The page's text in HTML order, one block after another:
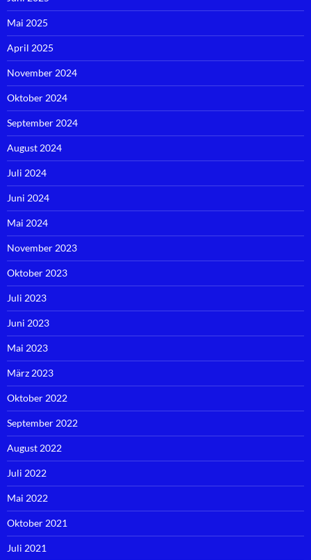
Mai 2025
April 2025
November 2024
Oktober 2024
September 2024
August 2024
Juli 2024
Juni 2024
Mai 2024
November 2023
Oktober 2023
Juli 2023
Juni 2023
Mai 2023
März 2023
Oktober 2022
September 2022
August 2022
Juli 2022
Mai 2022
Oktober 2021
Juli 2021